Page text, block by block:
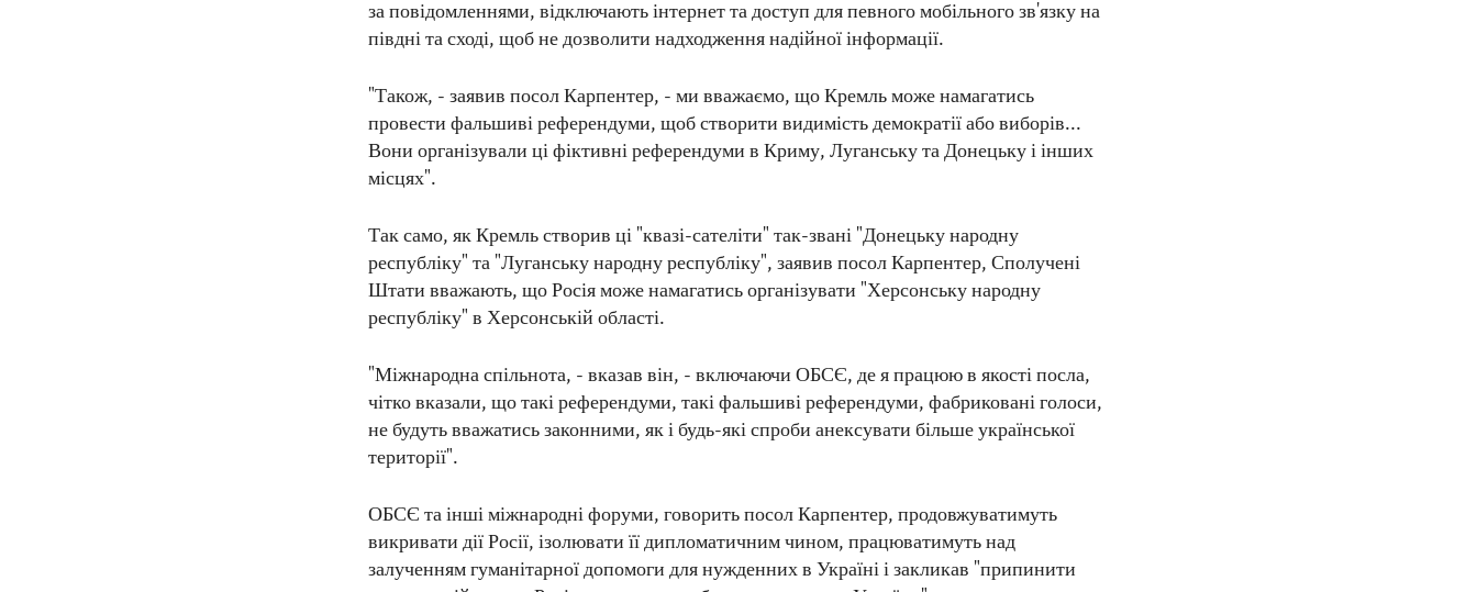
за повідомленнями, відключають інтернет та доступ для певного мобільного зв'язку на
півдні та сході, щоб не дозволити надходження надійної інформації.
"Також, - заявив посол Карпентер, - ми вважаємо, що Кремль може намагатись
провести фальшиві референдуми, щоб створити видимість демократії або виборів...
Вони організували ці фіктивні референдуми в Криму, Луганську та Донецьку і інших
місцях".
Так само, як Кремль створив ці "квазі-сателіти" так-звані "Донецьку народну
республіку" та "Луганську народну республіку", заявив посол Карпентер, Сполучені
Штати вважають, що Росія може намагатись організувати "Херсонську народну
республіку" в Херсонській області.
"Міжнародна спільнота, - вказав він, - включаючи ОБСЄ, де я працюю в якості посла,
чітко вказали, що такі референдуми, такі фальшиві референдуми, фабриковані голоси,
не будуть вважатись законними, як і будь-які спроби анексувати більше української
території".
ОБСЄ та інші міжнародні форуми, говорить посол Карпентер, продовжуватимуть
викривати дії Росії, ізолювати її дипломатичним чином, працюватимуть над
залученням гуманітарної допомоги для нужденних в Україні і закликав "припинити